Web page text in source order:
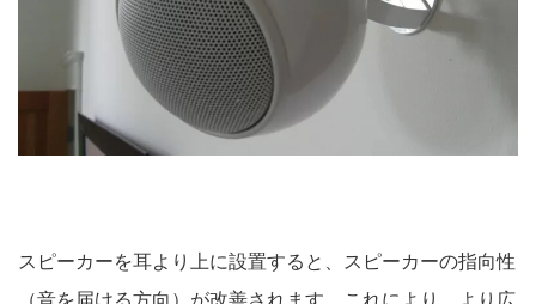
スピーカーを耳より上に設置すると、スピーカーの指向性